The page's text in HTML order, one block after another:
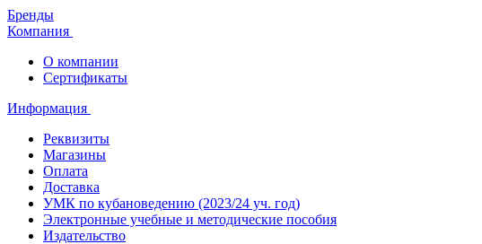
Бренды
Компания
О компании
Сертификаты
Информация
Реквизиты
Магазины
Oплата
Доставка
УМК по кубановедению (2023/24 уч. год)
Электронные учебные и методические пособия
Издательство